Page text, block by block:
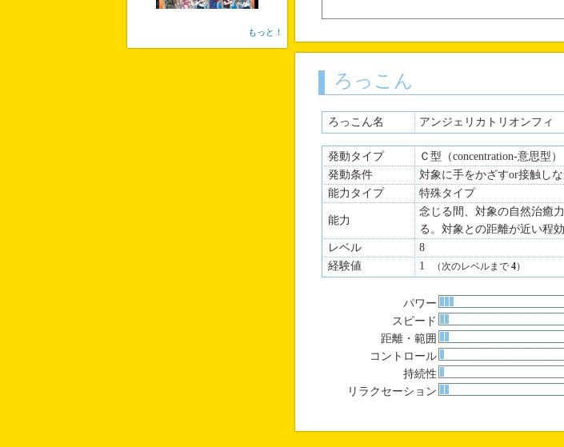
ろっこん
ろっこん名 アンジェリカトリオンフィ
発動タイプ
Ｃ型（concentration-意思型）
発動条件
対象に手をかざすor接触し
能力タイプ
特殊タイプ
能力
念じる間、対象の自然治癒
る。対象との距離が近い程
レベル
8
経験値
1 （次のレベルまで 4）
パワー
スピード
距離・範囲
コントロール
持続性
リラクセーション
もっと！